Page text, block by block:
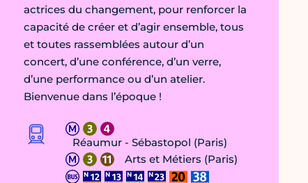
actrices du changement, pour renforcer la
capacité de créer et d’agir ensemble, tous
et toutes rassemblées autour d’un
concert, d’une conférence, d’un verre,
d’une performance ou d’un atelier.
Bienvenue dans l’époque !
Réaumur - Sébastopol (Paris)
Arts et Métiers (Paris)